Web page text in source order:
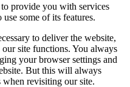
provide you with services
some of its features.
to deliver the website,
site functions. You always
your browser settings and
But this will always
when revisiting our site.